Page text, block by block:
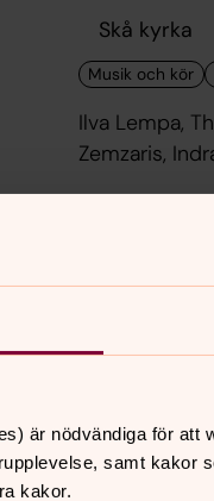
är nödvändiga för att
samt kakor
kakor.
Skå kyrka
Ilva Lempa,
Zemzaris,
Hilleshögs